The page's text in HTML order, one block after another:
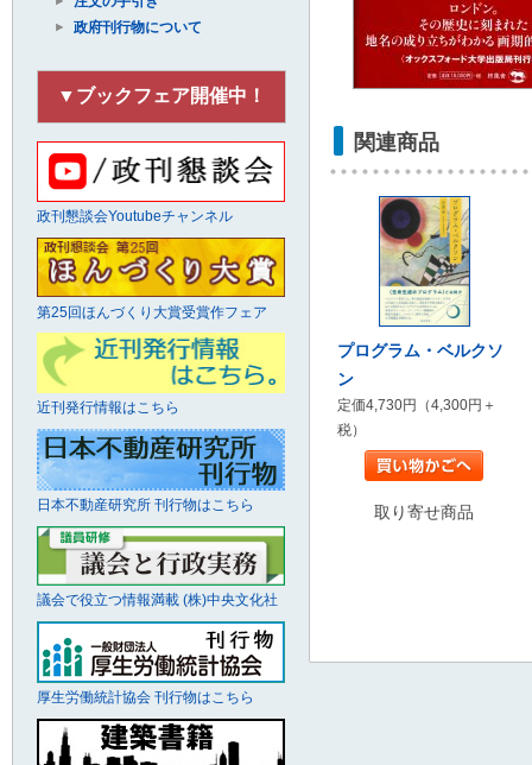
関連商品
プログラム・ベルクソ
ン
定価4,730円（4,300円＋
税）
取り寄せ商品
政府刊行物について
▼ブックフェア開催中！
政刊懇談会Youtubeチャンネル
第25回ほんづくり大賞受賞作フェア
近刊発行情報はこちら
日本不動産研究所 刊行物はこちら
議会で役立つ情報満載 (株)中央文化社
厚生労働統計協会 刊行物はこちら